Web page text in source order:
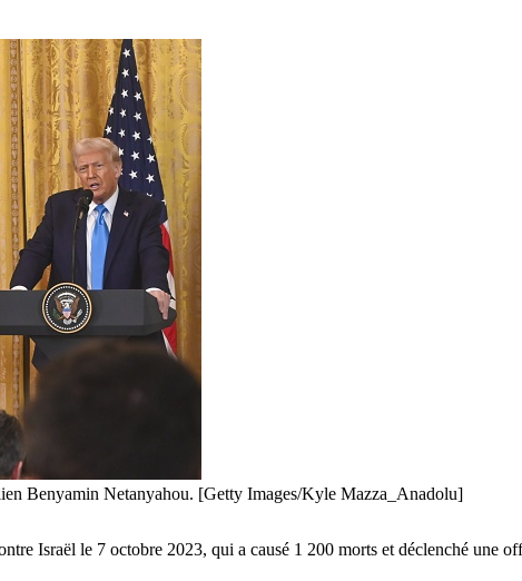
Benyamin Netanyahou. [Getty Images/Kyle Mazza_Anadolu]
Israël le 7 octobre 2023, qui a causé 1 200 morts et déclenché une